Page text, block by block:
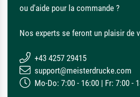
ou d'aide pour la commande ?
Nos experts se feront un plaisir de
+43 4257 29415
support@meisterdrucke.com
Mo-Do: 7:00 - 16:00 | Fr: 7:00 -